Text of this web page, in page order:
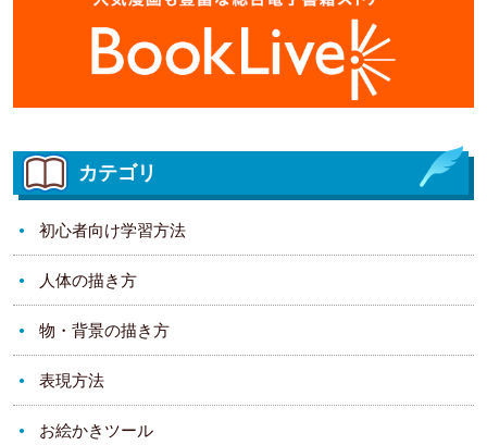
カテゴリ
初心者向け学習方法
人体の描き方
物・背景の描き方
表現方法
お絵かきツール